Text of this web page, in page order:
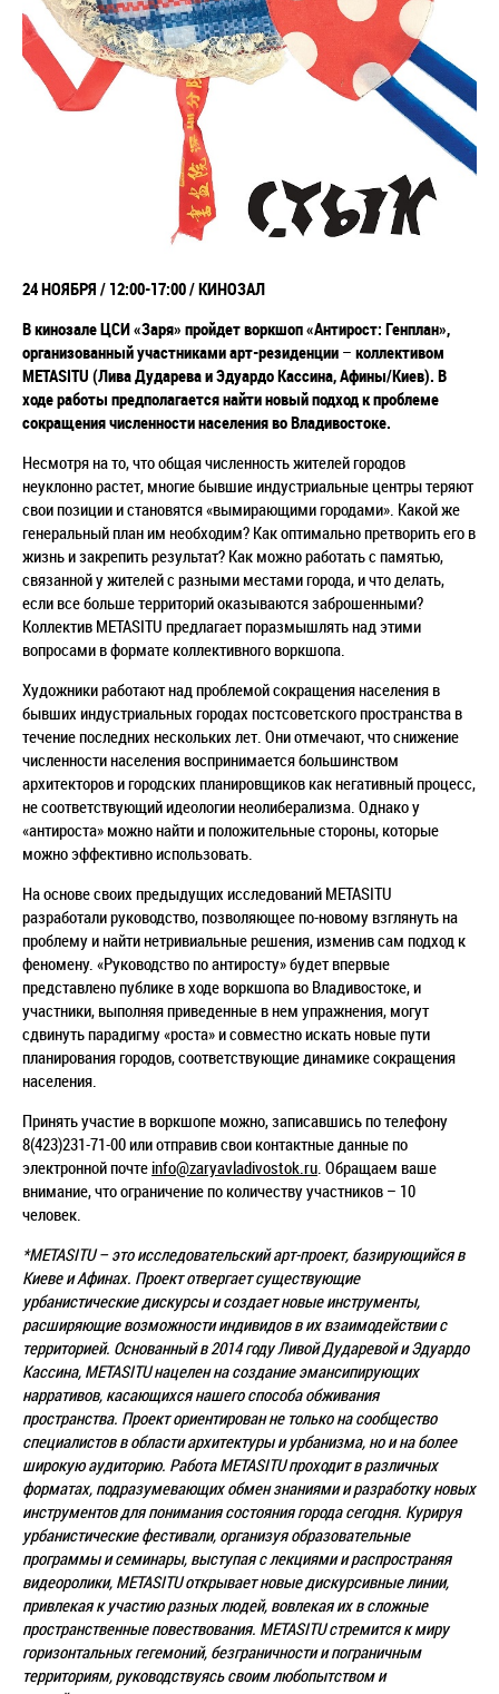
24 НОЯБРЯ / 12:00-17:00/ КИНОЗАЛ
В кинозале ЦСИ «Заря» пройдет воркшоп «Антирост: Генплан»,
организованный участниками арт-резиденции – коллективом
METASITU (Лива Дударева и Эдуардо Кассина, Афины/Киев). В
ходе работы предполагается найти новый подход к проблеме
сокращения численности населения во Владивостоке.
Несмотря на то, что общая численность жителей городов
неуклонно растет, многие бывшие индустриальные центры теряют
свои позиции и становятся «вымирающими городами». Какой же
генеральный план им необходим? Как оптимально претворить его в
жизнь и закрепить результат? Как можно работать с памятью,
связанной у жителей с разными местами города, и что делать,
если все больше территорий оказываются заброшенными?
Коллектив METASITU предлагает поразмышлять над этими
вопросами в формате коллективного воркшопа.
Художники работают над проблемой сокращения населения в
бывших индустриальных городах постсоветского пространства в
течение последних нескольких лет. Они отмечают, что снижение
численности населения воспринимается большинством
архитекторов и городских планировщиков как негативный процесс,
не соответствующий идеологии неолиберализма. Однако у
«антироста» можно найти и положительные стороны, которые
можно эффективно использовать.
На основе своих предыдущих исследований METASITU
разработали руководство, позволяющее по-новому взглянуть на
проблему и найти нетривиальные решения, изменив сам подход к
феномену. «Руководство по антиросту» будет впервые
представлено публике в ходе воркшопа во Владивостоке, и
участники, выполняя приведенные в нем упражнения, могут
сдвинуть парадигму «роста» и совместно искать новые пути
планирования городов, соответствующие динамике сокращения
населения.
Принять участие в воркшопе можно, записавшись по телефону
8(423)231-71-00 или отправив свои контактные данные по
электронной почте info@zaryavladivostok.ru. Обращаем ваше
внимание, что ограничение по количеству участников – 10
человек.
*METASITU – это исследовательский арт-проект, базирующийся в
Киеве и Афинах. Проект отвергает существующие
урбанистические дискурсы и создает новые инструменты,
расширяющие возможности индивидов в их взаимодействии с
территорией. Основанный в 2014 году Ливой Дударевой и Эдуардо
Кассина, METASITU нацелен на создание эмансипирующих
нарративов, касающихся нашего способа обживания
пространства. Проект ориентирован не только на сообщество
специалистов в области архитектуры и урбанизма, но и на более
широкую аудиторию. Работа METASITU проходит в различных
форматах, подразумевающих обмен знаниями и разработку новых
инструментов для понимания состояния города сегодня. Курируя
урбанистические фестивали, организуя образовательные
программы и семинары, выступая с лекциями и распространяя
видеоролики, METASITU открывает новые дискурсивные линии,
привлекая к участию разных людей, вовлекая их в сложные
пространственные повествования. METASITU стремится к миру
горизонтальных гегемоний, безграничности и пограничным
территориям, руководствуясь своим любопытством и